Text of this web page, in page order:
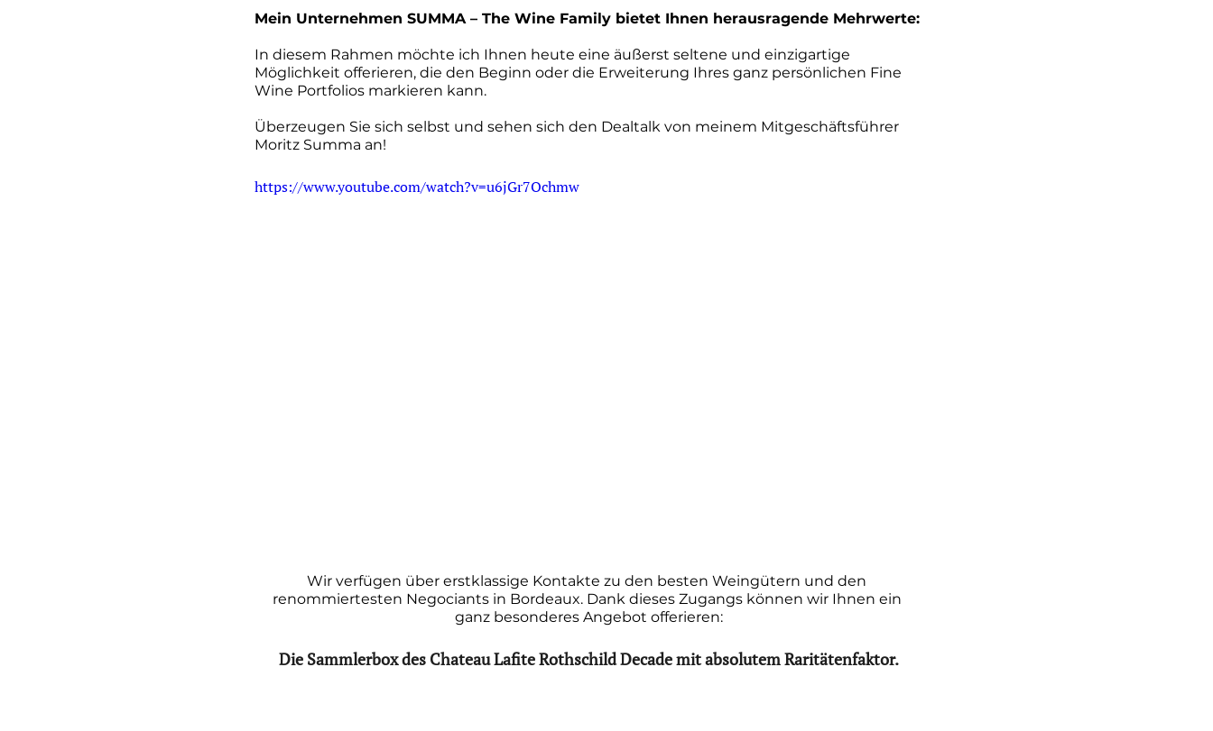
Mein Unternehmen SUMMA – The Wine Family bietet Ihnen herausragende Mehrwerte:
In diesem Rahmen möchte ich Ihnen heute eine äußerst seltene und einzigartige
Möglichkeit offerieren, die den Beginn oder die Erweiterung Ihres ganz persönlichen Fine
Wine Portfolios markieren kann.
Überzeugen Sie sich selbst und sehen sich den Dealtalk von meinem Mitgeschäftsführer
Moritz Summa an!
https://www.youtube.com/watch?v=u6jGr7Ochmw
Wir verfügen über erstklassige Kontakte zu den besten Weingütern und den
renommiertesten Negociants in Bordeaux. Dank dieses Zugangs können wir Ihnen ein
ganz besonderes Angebot offerieren:
Die Sammlerbox des Chateau Lafite Rothschild Decade mit absolutem Raritätenfaktor.